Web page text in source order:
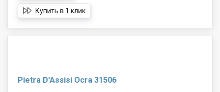
Купить в 1 клик
Pietra D'Assisi Ocra 31506